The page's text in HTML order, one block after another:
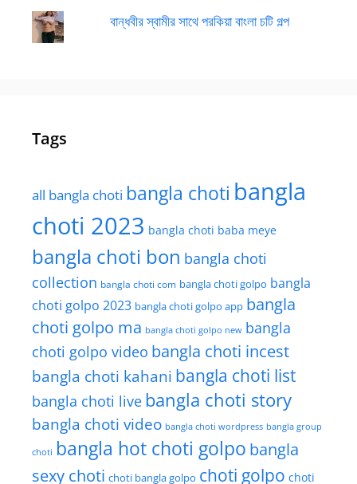
বান্ধবীর স্বামীর সাথে পরকিয়া বাংলা চটি গল্প
Tags
all bangla choti bangla choti bangla
choti 2023 bangla choti baba meye
bangla choti bon bangla choti
collection bangla choti com bangla choti golpo bangla
choti golpo 2023 bangla choti golpo app bangla
choti golpo ma bangla choti golpo new bangla
choti golpo video bangla choti incest
bangla choti kahani bangla choti list
bangla choti live bangla choti story
bangla choti video bangla choti wordpress bangla group
choti bangla hot choti golpo bangla
sexy choti choti bangla golpo choti golpo choti